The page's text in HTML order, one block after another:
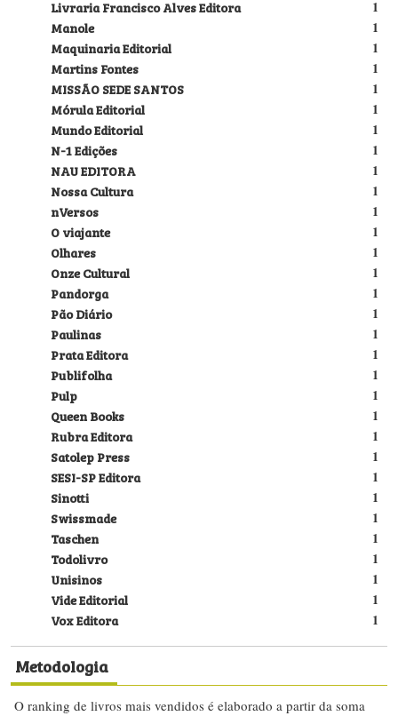
1
Livraria Francisco Alves Editora
1
Manole
1
Maquinaria Editorial
1
Martins Fontes
1
MISSÃO SEDE SANTOS
1
Mórula Editorial
1
Mundo Editorial
1
N-1 Edições
1
NAU EDITORA
1
Nossa Cultura
1
nVersos
1
O viajante
1
Olhares
1
Onze Cultural
1
Pandorga
1
Pão Diário
1
Paulinas
1
Prata Editora
1
Publifolha
1
Pulp
1
Queen Books
1
Rubra Editora
1
Satolep Press
1
SESI-SP Editora
1
Sinotti
1
Swissmade
1
Taschen
1
Todolivro
1
Unisinos
1
Vide Editorial
1
Vox Editora
Metodologia
O ranking de livros mais vendidos é elaborado a partir da soma